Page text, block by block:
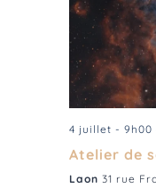
4 juillet - 9h00
Atelier de
Laon 31 rue